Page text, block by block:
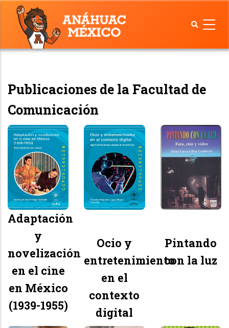
Pasar
contenido
principal
Publicaciones de la Facultad de
Comunicación
Adaptación
y
novelización
en el cine
en México
(1939-1955)
Ocio y
entretenimiento
en el
contexto
digital
Pintando
con la luz